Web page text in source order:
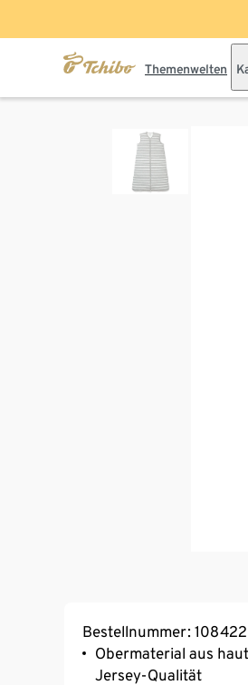
Themenwelten
Bestellnummer: 108422
Obermaterial aus
Jersey-Qualität